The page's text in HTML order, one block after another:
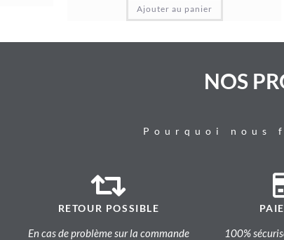
Ajouter au panier
NOS
Pourquoi nous
RETOUR POSSIBLE
En cas de problème sur la commande 100%